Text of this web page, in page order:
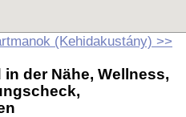
(Kehidakustány) >>
in der Nähe, Wellness,